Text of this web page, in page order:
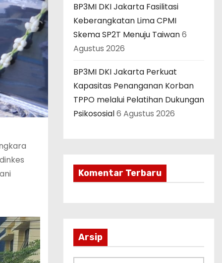
BP3MI DKI Jakarta Fasilitasi
Keberangkatan Lima CPMI
Skema SP2T Menuju Taiwan6
Agustus 2026
BP3MI DKI Jakarta Perkuat
Kapasitas Penanganan Korban
TPPO melalui Pelatihan Dukungan
Psikososial6 Agustus 2026
Komentar Terbaru
Arsip